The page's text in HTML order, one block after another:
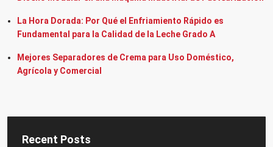
La Hora Dorada: Por Qué el Enfriamiento Rápido es
Fundamental para la Calidad de la Leche Grado A
Mejores Separadores de Crema para Uso Doméstico,
Agrícola y Comercial
Recent Posts